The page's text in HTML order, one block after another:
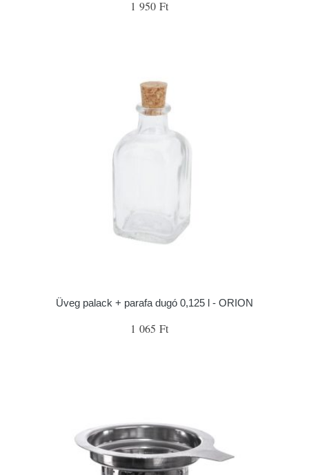
1 950 Ft
Üveg palack + parafa dugó 0,125 l - ORION
1 065 Ft